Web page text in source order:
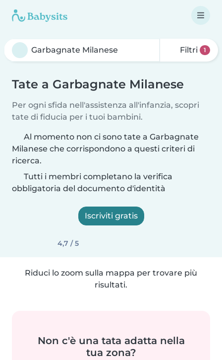
Filtri 1
Tate a Garbagnate Milanese
Per ogni sfida nell'assistenza all'infanzia, scopri
tate di fiducia per i tuoi bambini.
Al momento non ci sono tate a Garbagnate
Milanese che corrispondono a questi criteri di
ricerca.
Tutti i membri completano la verifica
obbligatoria del documento d'identità
Iscriviti gratis
4,7 / 5
Riduci lo zoom sulla mappa per trovare più
risultati.
Non c'è una tata adatta nella
tua zona?